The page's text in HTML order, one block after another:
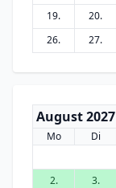
19.
20.
26.
27.
August 2027
Mo Di
2.
3.